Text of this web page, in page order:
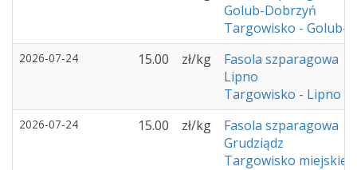
Golub-Dobrzyń
Targowisko - Golub-
2026-07-24 15.00 zł/kg
Fasola szparagowa
Lipno
Targowisko - Lipno
2026-07-24 15.00 zł/kg
Fasola szparagowa
Grudziądz
Targowisko miejskie